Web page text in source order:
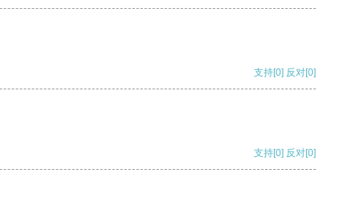
支持[0] 反对[0]
支持[0] 反对[0]